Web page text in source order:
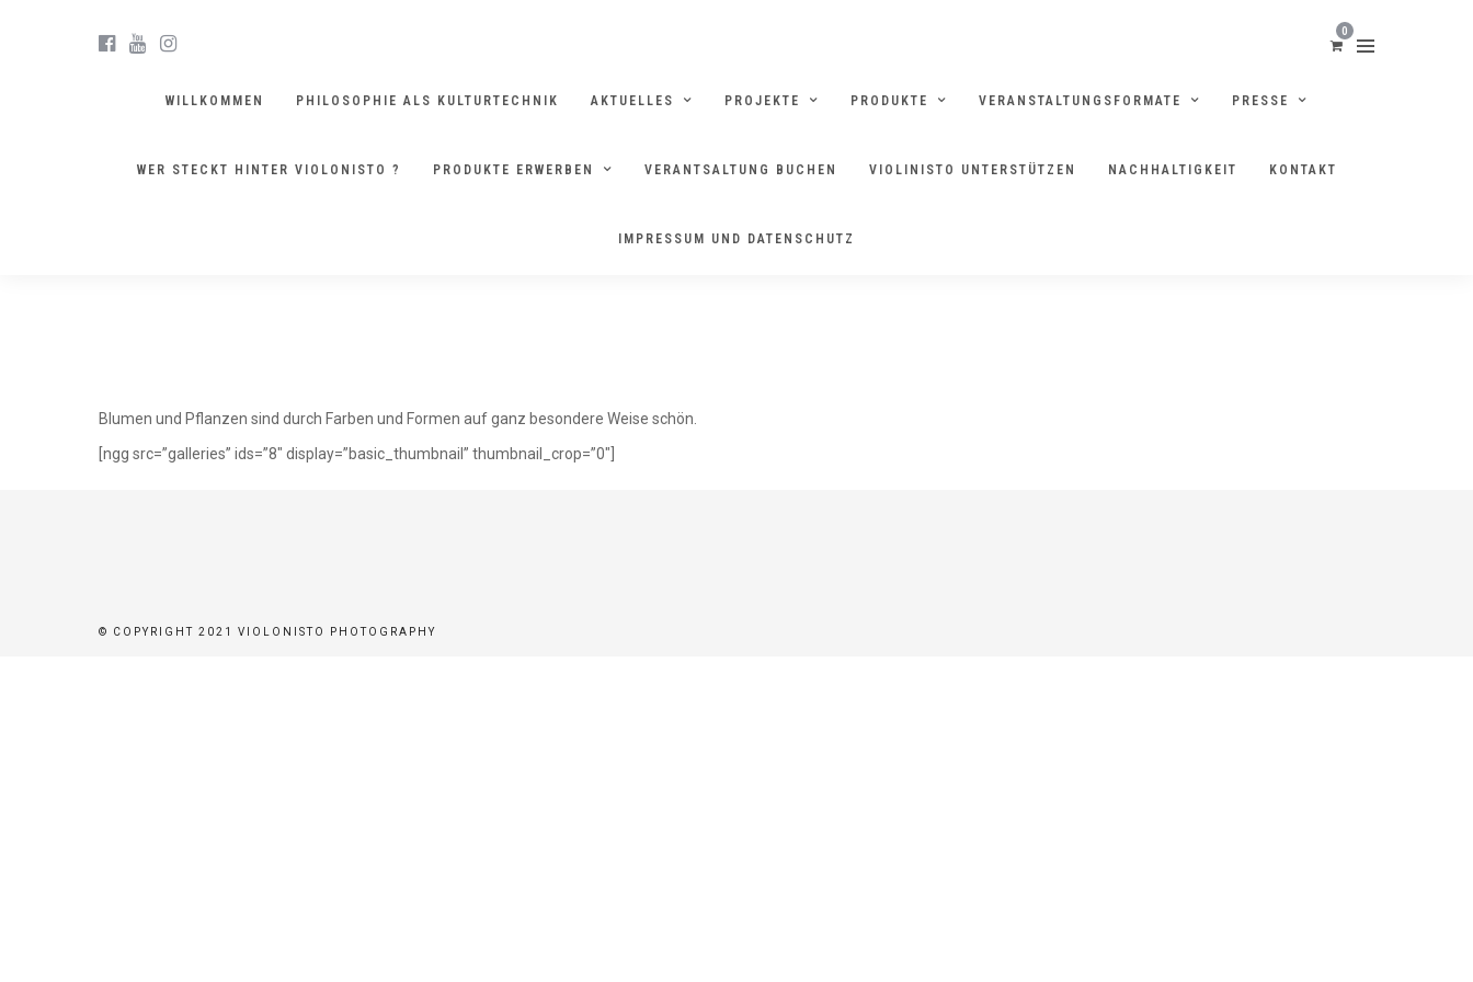
0
WILLKOMMEN PHILOSOPHIE ALS KULTURTECHNIK AKTUELLES PROJEKTE PRODUKTE VERANSTALTUNGSFORMATE PRESSE
WER STECKT HINTER VIOLONISTO ? PRODUKTE ERWERBEN VERANTSALTUNG BUCHEN VIOLINISTO UNTERSTÜTZEN NACHHALTIGKEIT KONTAKT
IMPRESSUM UND DATENSCHUTZ
Blumen und Pflanzen sind durch Farben und Formen auf ganz besondere Weise schön.
[ngg src=”galleries” ids=”8″ display=”basic_thumbnail” thumbnail_crop=”0″]
© COPYRIGHT 2021 VIOLONISTO PHOTOGRAPHY